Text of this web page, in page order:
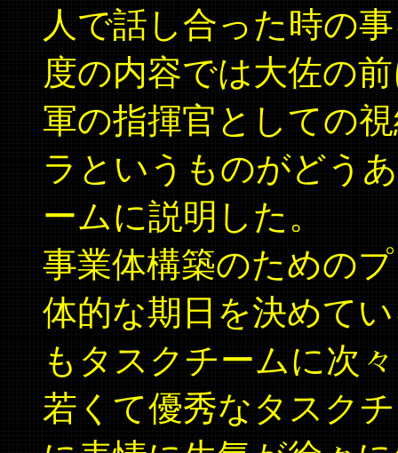
人で話し合った時の
度の内容では大佐の
軍の指揮官としての
ラというものがどう
ームに説明した。
事業体構築のための
体的な期日を決めて
もタスクチームに次
若くて優秀なタスク